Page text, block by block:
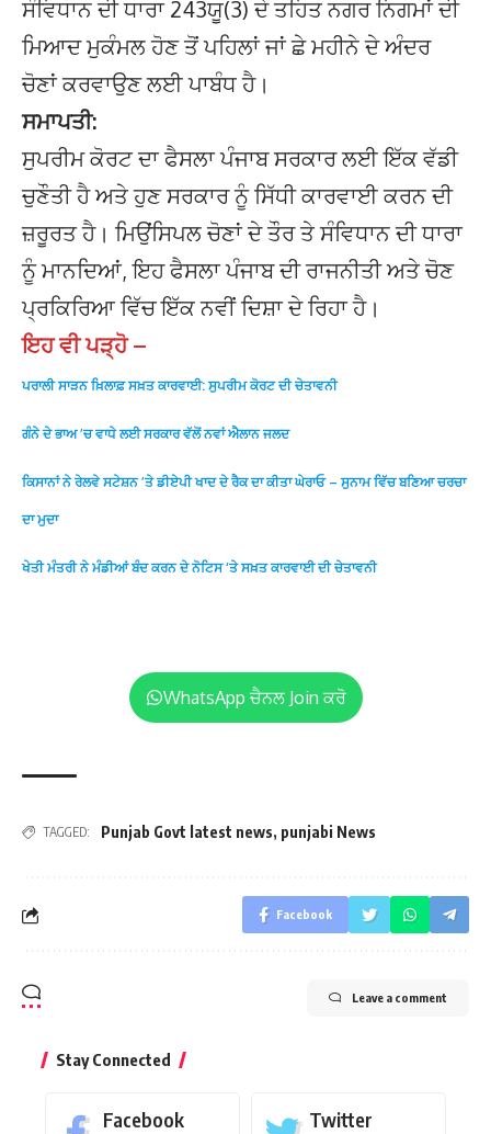
ਸੰਵਿਧਾਨ ਦੀ ਧਾਰਾ 243ਯੂ(3) ਦੇ ਤਹਿਤ ਨਗਰ ਨਿਗਮਾਂ ਦੀ
ਮਿਆਦ ਮੁਕੰਮਲ ਹੋਣ ਤੋਂ ਪਹਿਲਾਂ ਜਾਂ ਛੇ ਮਹੀਨੇ ਦੇ ਅੰਦਰ
ਚੋਣਾਂ ਕਰਵਾਉਣ ਲਈ ਪਾਬੰਧ ਹੈ।
ਸਮਾਪਤੀ:
ਸੁਪਰੀਮ ਕੋਰਟ ਦਾ ਫੈਸਲਾ ਪੰਜਾਬ ਸਰਕਾਰ ਲਈ ਇੱਕ ਵੱਡੀ
ਚੁਣੌਤੀ ਹੈ ਅਤੇ ਹੁਣ ਸਰਕਾਰ ਨੂੰ ਸਿੱਧੀ ਕਾਰਵਾਈ ਕਰਨ ਦੀ
ਜ਼ਰੂਰਤ ਹੈ। ਮਿਉਂਸਿਪਲ ਚੋਣਾਂ ਦੇ ਤੌਰ ਤੇ ਸੰਵਿਧਾਨ ਦੀ ਧਾਰਾ
ਨੂੰ ਮਾਨਦਿਆਂ, ਇਹ ਫੈਸਲਾ ਪੰਜਾਬ ਦੀ ਰਾਜਨੀਤੀ ਅਤੇ ਚੋਣ
ਪ੍ਰਕਿਰਿਆ ਵਿੱਚ ਇੱਕ ਨਵੀਂ ਦਿਸ਼ਾ ਦੇ ਰਿਹਾ ਹੈ।
ਇਹ ਵੀ ਪੜ੍ਹੋ –
ਪਰਾਲੀ ਸਾੜਨ ਖ਼ਿਲਾਫ਼ ਸਖ਼ਤ ਕਾਰਵਾਈ: ਸੁਪਰੀਮ ਕੋਰਟ ਦੀ ਚੇਤਾਵਨੀ
ਗੰਨੇ ਦੇ ਭਾਅ ’ਚ ਵਾਧੇ ਲਈ ਸਰਕਾਰ ਵੱਲੋਂ ਨਵਾਂ ਐਲਾਨ ਜਲਦ
ਕਿਸਾਨਾਂ ਨੇ ਰੇਲਵੇ ਸਟੇਸ਼ਨ ’ਤੇ ਡੀਏਪੀ ਖਾਦ ਦੇ ਰੈਕ ਦਾ ਕੀਤਾ ਘੇਰਾਓ – ਸੁਨਾਮ ਵਿੱਚ ਬਣਿਆ ਚਰਚਾ
ਦਾ ਮੁਦਾ
ਖੇਤੀ ਮੰਤਰੀ ਨੇ ਮੰਡੀਆਂ ਬੰਦ ਕਰਨ ਦੇ ਨੋਟਿਸ ‘ਤੇ ਸਖ਼ਤ ਕਾਰਵਾਈ ਦੀ ਚੇਤਾਵਨੀ
WhatsApp ਚੈਨਲ Join ਕਰੋ
TAGGED: Punjab Govt latest news, punjabi News
Facebook
Leave a comment
Stay Connected
Facebook Twitter